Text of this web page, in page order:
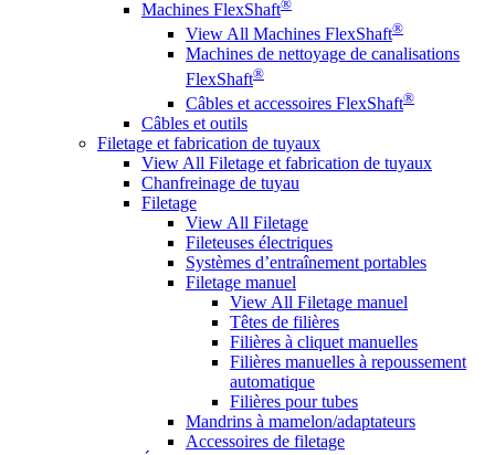
Machines FlexShaft®
View All Machines FlexShaft®
Machines de nettoyage de canalisations
FlexShaft®
Câbles et accessoires FlexShaft®
Câbles et outils
Filetage et fabrication de tuyaux
View All Filetage et fabrication de tuyaux
Chanfreinage de tuyau
Filetage
View All Filetage
Fileteuses électriques
Systèmes d’entraînement portables
Filetage manuel
View All Filetage manuel
Têtes de filières
Filières à cliquet manuelles
Filières manuelles à repoussement
automatique
Filières pour tubes
Mandrins à mamelon/adaptateurs
Accessoires de filetage